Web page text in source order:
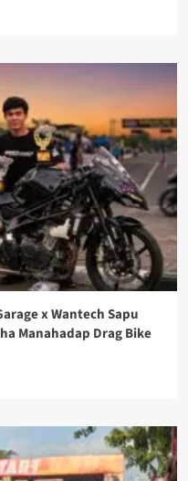
x Wantech Sapu
Manahadap Drag Bike